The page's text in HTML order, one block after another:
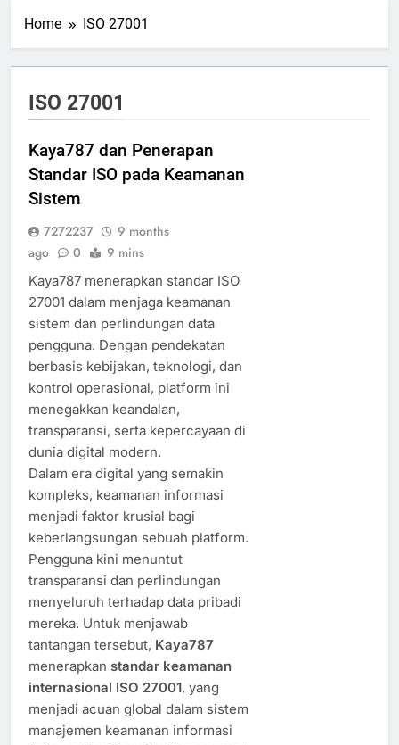
Home ISO 27001
ISO 27001
Kaya787 dan Penerapan
Standar ISO pada Keamanan
Sistem
7272237
9 months
ago
0 9 mins
Kaya787 menerapkan standar ISO
27001 dalam menjaga keamanan
sistem dan perlindungan data
pengguna. Dengan pendekatan
berbasis kebijakan, teknologi, dan
kontrol operasional, platform ini
menegakkan keandalan,
transparansi, serta kepercayaan di
dunia digital modern.
Dalam era digital yang semakin
kompleks, keamanan informasi
menjadi faktor krusial bagi
keberlangsungan sebuah platform.
Pengguna kini menuntut
transparansi dan perlindungan
menyeluruh terhadap data pribadi
mereka. Untuk menjawab
tantangan tersebut, Kaya787
menerapkan standar keamanan
internasional ISO 27001, yang
menjadi acuan global dalam sistem
manajemen keamanan informasi